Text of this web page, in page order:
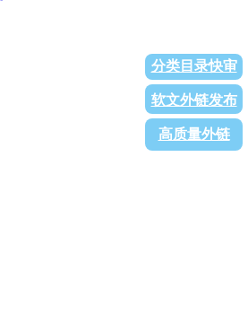
分类目录快审
软文外链发布
高质量外链